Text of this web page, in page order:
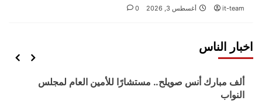
it-team أغسطس 3, 2026 0
اخبار الناس
اخبار الناس
ألف مبارك أنس صويلح.. مستشارًا للأمين العام لمجلس
النواب